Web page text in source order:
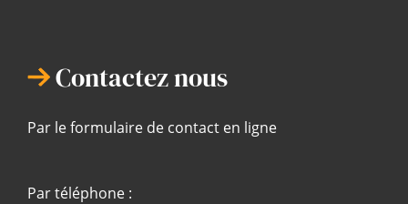
Contactez nous
Par le formulaire de contact en ligne
Par téléphone :